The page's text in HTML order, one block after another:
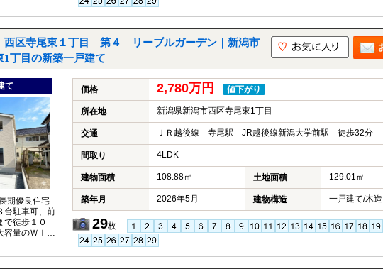
住宅ローン
未公開情報
報など）も
プレゼント
グ ■地震に強
！ ■厳しい第
住宅性能評
」「地盤改
建物１０年保
長可） ■年中
スコールセ
機で天候に左
坂
分 坂井輪中
区寺尾東１丁目 第４ リーブルガーデン｜新潟市
1丁目の新築一戸建て
て
期優良住宅
台駐車可、前
で徒歩１０
量のＷＩＣ
価格 2,780万円 値下がり
所在地 新潟県新潟市西区寺尾東1丁目
交通 ＪＲ越後線 寺尾駅 JR越後線新潟大学前駅 徒歩32分
間取り 4LDK
建物面積 108.88㎡ 土地面積 129.01㎡
築年月 2026年5月 建物構造 一戸建て/木造
29枚